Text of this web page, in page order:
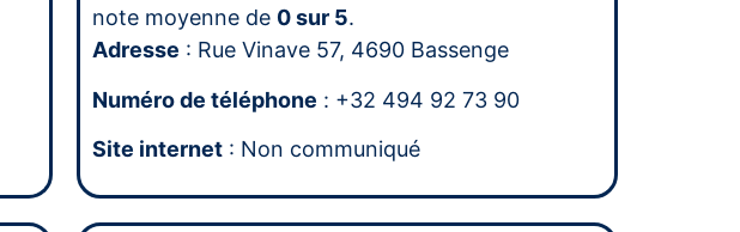
note moyenne de 0 sur 5.
Adresse : Rue Vinave 57, 4690 Bassenge
Numéro de téléphone : +32 494 92 73 90
Site internet : Non communiqué